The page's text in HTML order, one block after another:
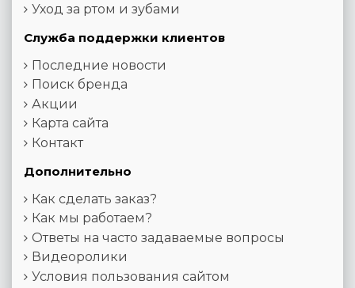
Уход за ртом и зубами
Служба поддержки клиентов
Последние новости
Поиск бренда
Акции
Карта сайта
Контакт
Дополнительно
Как сделать заказ?
Как мы работаем?
Ответы на часто задаваемые вопросы
Видеоролики
Условия пользования сайтом